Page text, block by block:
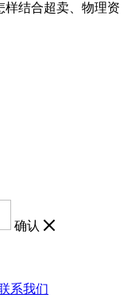
样结合超卖、物理资
确认
系我们